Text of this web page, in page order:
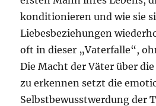
konditionieren und wie sie
Liebesbeziehungen
oft in dieser „Vaterfalle“,
Die Macht der Väter über
zu erkennen setzt die
Selbstbewusstwerdung der